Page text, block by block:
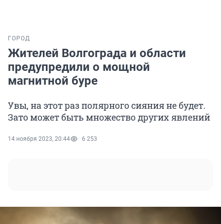
ГОРОД
Жителей Волгограда и области
предупредили о мощной
магнитной буре
Увы, на этот раз полярного сияния не будет.
Зато может быть множество других явлений
14 ноября 2023, 20:44 6 253